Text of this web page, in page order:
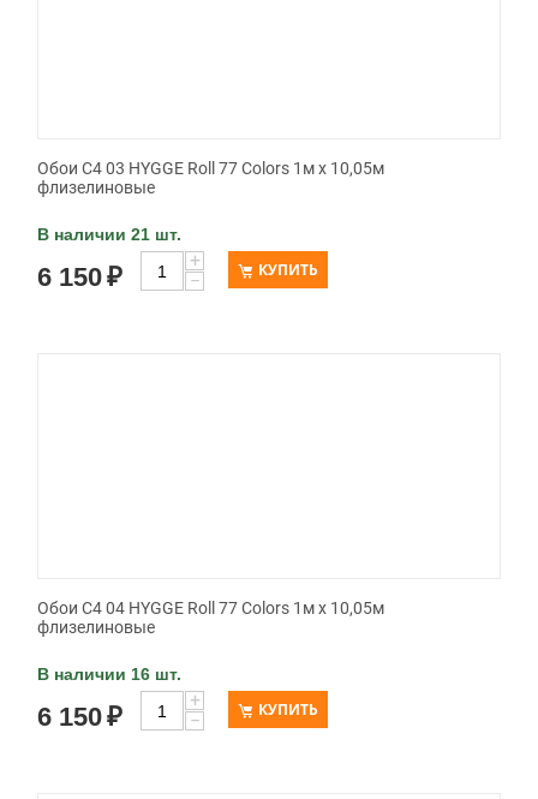
Обои C4 03 HYGGE Roll 77 Colors 1м х 10,05м
флизелиновые
В наличии 21 шт.
6 150₽
+
−
КУПИТЬ
Обои C4 04 HYGGE Roll 77 Colors 1м х 10,05м
флизелиновые
В наличии 16 шт.
6 150₽
+
−
КУПИТЬ